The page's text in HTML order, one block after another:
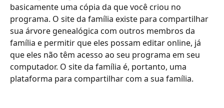
basicamente uma cópia da que você criou no
programa. O site da família existe para compartilhar
sua árvore genealógica com outros membros da
família e permitir que eles possam editar online, já
que eles não têm acesso ao seu programa em seu
computador. O site da família é, portanto, uma
plataforma para compartilhar com a sua família.